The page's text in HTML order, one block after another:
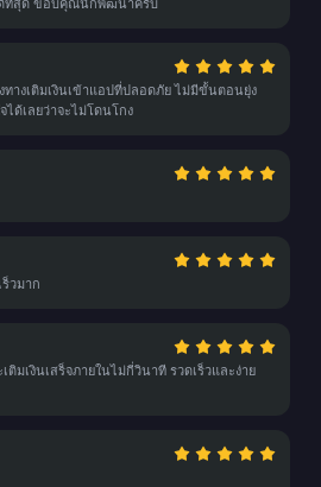
ดีที่สุด ขอบคุณนักพัฒนาครับ
ทางเติมเงินเข้าแอปที่ปลอดภัย ไม่มีขั้นตอนยุ่ง
ด้เลยว่าจะไม่โดนโกง
วมาก
ติมเงินเสร็จภายในไม่กี่วินาที รวดเร็วและง่าย